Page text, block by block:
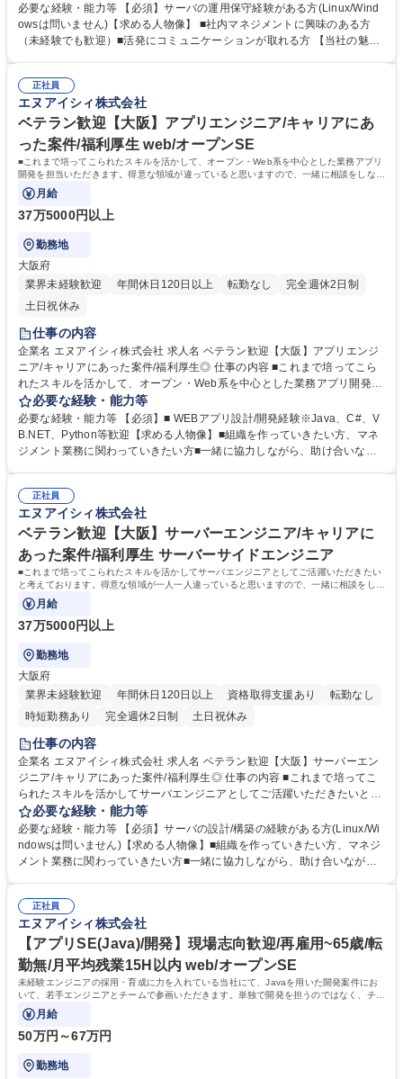
がら案件を決めていければと思います。 【案件例】サーバの設計・構築・
運用メイン（監視・ヘルプデスクなし） ■都市OS（スマートシティ）クラ
ウド環境構築（AWS） ■政府や自治体が使用するガバメントクラウド構築
S） ■通信会社で使用されている業務アプリのインフラ運用保守（Linux）
募集職種 【大阪】サーバエンジニア◇キャリアにあった案件/育成体制・
資格取得制度◎
必要な経験・能力等 【必須】サーバの運用保守経験がある方(Linux/Wind
owsは問いません)【求める人物像】 ■社内マネジメントに興味のある方
（未経験でも歓迎）■活発にコミュニケーションが取れる方 【当社の魅
ーが多く、少しでも困った事があれば、気軽に相談できる環境です！ ★資
格取得制度：指定する資格を取得した方にお祝い金を最長3年間（毎月）
支給しております。資格取得できた場合、受験料の全額負担有 学歴・資格
学歴：大学院 大学 高専 短大 専修学校 高校 語学力： 資格：
正社員
エヌアイシィ株式会社
ベテラン歓迎【大阪】アプリエンジニア/キャリアにあ
った案件/福利厚生 web/オープンSE
■これまで培ってこられたスキルを活かして、オープン・Web系を中心とした業務アプリ
開発を担当いただきます。得意な領域が違っていると思いますので、一緒に相談をしなが
ら決めていければと思います。
月給
37万5000円以上
勤務地
大阪府
業界未経験歓迎
年間休日120日以上 転勤なし
完全週休2日制
土日祝休み
仕事の内容
企業名 エヌアイシィ株式会社 求人名 ベテラン歓迎【大阪】アプリエンジ
ニア/キャリアにあった案件/福利厚生◎ 仕事の内容 ■これまで培ってこら
れたスキルを活かして、オープン・Web系を中心とした業務アプリ開発を
担当いただきます。得意な領域が違っていると思いますので、一緒に相談
をしながら決めていければと思います。 ≪案件例≫上流工程から幅広く担
当していただけます！ ■通信会社で使用されるシステム開発（Java/HTM
L） ■コールセンターで使用される顧客管理システム開（Java/JavaScrip
#、VB.net） 募集職種 ベテラン歓迎【大阪】アプリエンジニア/キャリア
にあった案件/福利厚生◎
必要な経験・能力等
必要な経験・能力等 【必須】■ WEBアプリ設計/開発経験※Java、C#、V
B.NET、Python等歓迎【求める人物像】■組織を作っていきたい方、マネ
ジメント業務に関わっていきたい方■一緒に協力しながら、助け合いなが
取っております。温厚なメンバーが多く、少しでも困った事があれば、気
軽に相談できる環境です！ ★資格取得制度：指定する資格を取得した方に
お祝い金を最長3年間（毎月）支給しております。資格取得できた場合、
受験料の全額負担有 学歴・資格 学歴：大学院 大学 高専 短大 専修学校 高
校 語学力： 資格：
正社員
エヌアイシィ株式会社
ベテラン歓迎【大阪】サーバーエンジニア/キャリアに
あった案件/福利厚生 サーバーサイドエンジニア
■これまで培ってこられたスキルを活かしてサーバエンジニアとしてご活躍いただきたい
と考えております。得意な領域が一人一人違っていると思いますので、一緒に相談をしな
がら案件を決めていければと思います。
月給
37万5000円以上
勤務地
大阪府
業界未経験歓迎
年間休日120日以上 資格取得支援あり
転勤なし
時短勤務あり
完全週休2日制 土日祝休み
仕事の内容
企業名 エヌアイシィ株式会社 求人名 ベテラン歓迎【大阪】サーバーエン
ジニア/キャリアにあった案件/福利厚生◎ 仕事の内容 ■これまで培ってこ
られたスキルを活かしてサーバエンジニアとしてご活躍いただきたいと考
えております。得意な領域が一人一人違っていると思いますので、一緒に
相談をしながら案件を決めていければと思います。 【案件例】サーバの設
計・構築・運用メイン（監視・ヘルプデスクなし） ■都市OS（スマートシ
ティ）クラウド環境構築（AWS） ■政府や自治体が使用するガバメントク
（Linux,AWS） ■通信会社で使用されている業務アプリのインフラ運用保
守（Linux） 募集職種 ベテラン歓迎【大阪】サーバーエンジニア/キャリ
アにあった案件/福利厚生◎
必要な経験・能力等
必要な経験・能力等 【必須】サーバの設計/構築の経験がある方(Linux/Wi
ndowsは問いません)【求める人物像】■組織を作っていきたい方、マネジ
メント業務に関わっていきたい方■一緒に協力しながら、助け合いながら
っております。温厚なメンバーが多く、少しでも困った事があれば、気軽
に相談できる環境です！ ★資格取得制度：指定する資格を取得した方にお
祝い金を最長3年間（毎月）支給しております。資格取得できた場合、受
験料の全額負担有 学歴・資格 学歴：大学院 大学 高専 短大 専修学校 高校
語学力： 資格：
正社員
エヌアイシィ株式会社
【アプリSE(Java)/開発】現場志向歓迎/再雇用~65歳/転
勤無/月平均残業15H以内 web/オープンSE
未経験エンジニアの採用・育成に力を入れている当社にて、Javaを用いた開発案件にお
いて、若手エンジニアとチームで参画いただきます。単独で開発を担うのではなく、チー
ムの要として以下の役割を期待しています。
月給
50万円～67万円
勤務地